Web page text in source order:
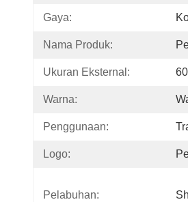
Gaya:
Nama Produk:
Ukuran Eksternal:
Warna:
Penggunaan:
Logo:
Pelabuhan: